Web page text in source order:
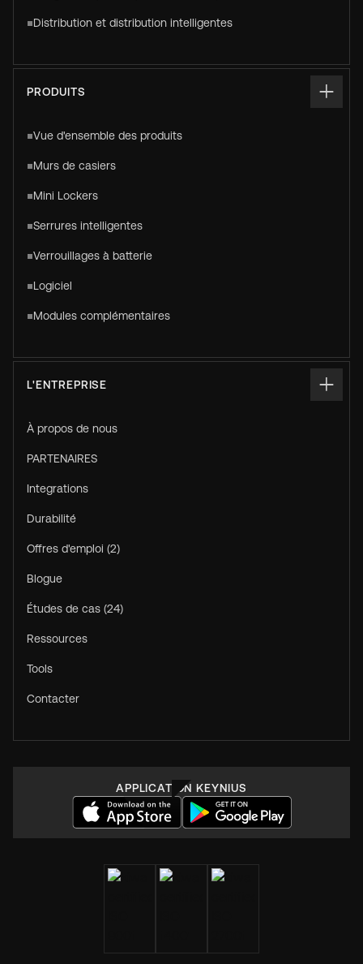
Distribution et distribution intelligentes
PRODUITS
Vue d'ensemble des produits
Murs de casiers
Mini Lockers
Serrures intelligentes
Verrouillages à batterie
Logiciel
Modules complémentaires
L'ENTREPRISE
À propos de nous
PARTENAIRES
Integrations
Durabilité
Offres d'emploi (2)
Blogue
Études de cas (24)
Ressources
Tools
Contacter
APPLICATION KEYNIUS